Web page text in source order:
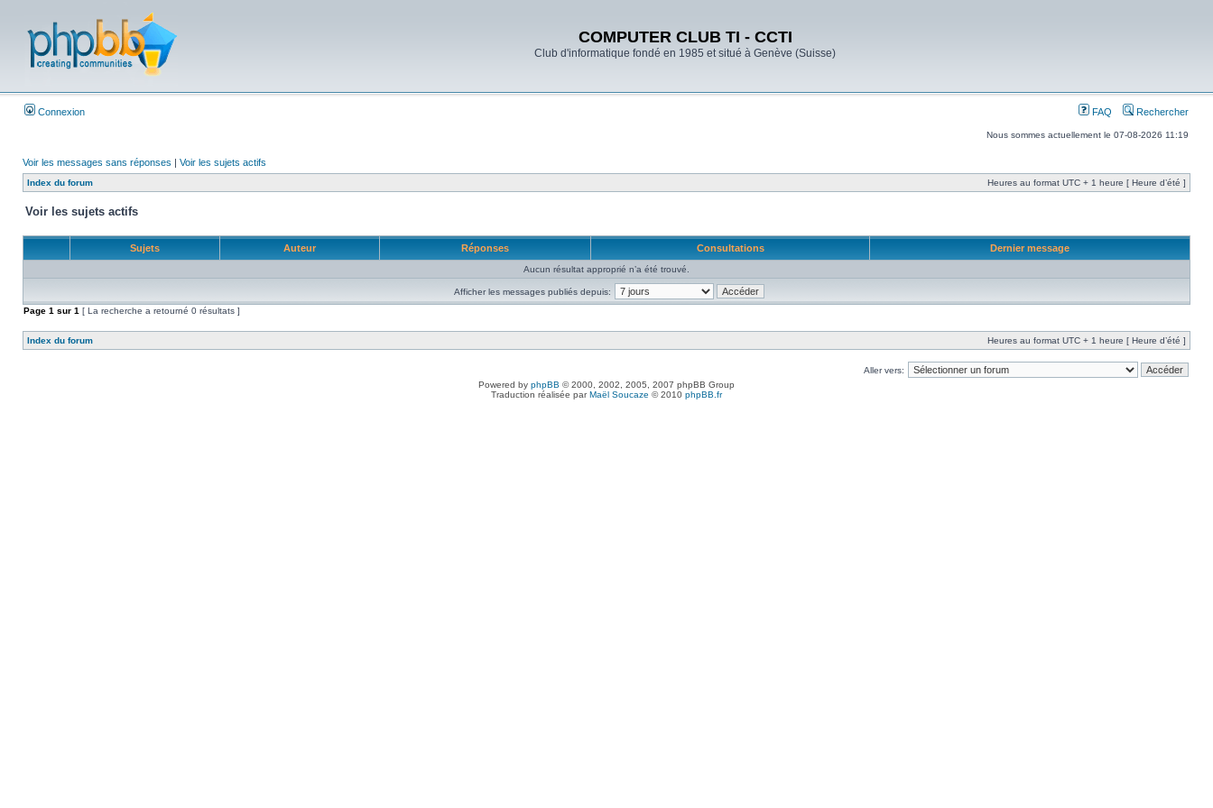
COMPUTER CLUB TI - CCTI
Club d'informatique fondé en 1985 et situé à Genève (Suisse)
Connexion FAQ Rechercher
Nous sommes actuellement le 07-08-2026 11:19
Voir les messages sans réponses | Voir les sujets actifs
Index du forum Heures au format UTC + 1 heure [ Heure d’été ]
Voir les sujets actifs
Sujets Auteur Réponses Consultations Dernier message
Aucun résultat approprié n’a été trouvé.
Afficher les messages publiés depuis:
Page 1 sur 1 [ La recherche a retourné 0 résultats ]
Index du forum Heures au format UTC + 1 heure [ Heure d’été ]
Aller vers:
Powered by phpBB © 2000, 2002, 2005, 2007 phpBB Group
Traduction réalisée parMaël Soucaze © 2010 phpBB.fr